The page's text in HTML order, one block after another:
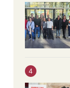
4